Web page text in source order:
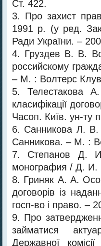
Ст. 422.
3. Про захист
1991 р. (у ред.
Ради України. –
4. Груздев В. В.
российскому
– М. : Волтерс
5. Телестакова
класифікації
Часоп. Київ. ун-
6. Санникова Л. В.
Санникова. – М. :
7. Степанов Д.
монография / Д. И.
8. Гриняк А. А.
договорів із
госп-во і право. –
9. Про
займатися
Державної